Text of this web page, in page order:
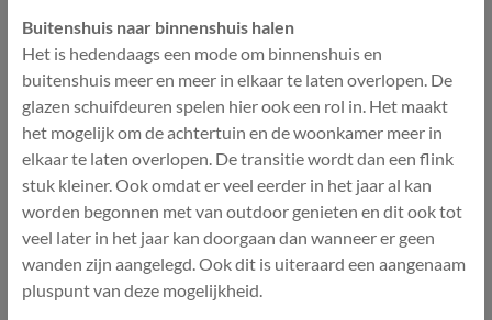
Buitenshuis naar binnenshuis halen
Het is hedendaags een mode om binnenshuis en
buitenshuis meer en meer in elkaar te laten overlopen. De
glazen schuifdeuren spelen hier ook een rol in. Het maakt
het mogelijk om de achtertuin en de woonkamer meer in
elkaar te laten overlopen. De transitie wordt dan een flink
stuk kleiner. Ook omdat er veel eerder in het jaar al kan
worden begonnen met van outdoor genieten en dit ook tot
veel later in het jaar kan doorgaan dan wanneer er geen
wanden zijn aangelegd. Ook dit is uiteraard een aangenaam
pluspunt van deze mogelijkheid.